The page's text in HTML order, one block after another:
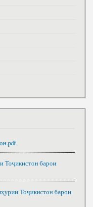
Тоҷикистон барои
Тоҷикистон барои